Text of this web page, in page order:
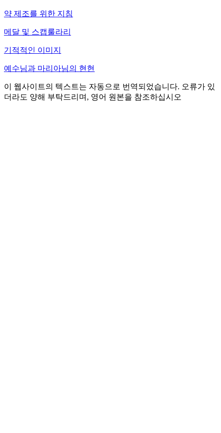
약 제조를 위한 지침
메달 및 스캡룰라리
기적적인 이미지
예수님과 마리아님의 현현
이 웹사이트의 텍스트는 자동으로 번역되었습니다. 오류가 있
더라도 양해 부탁드리며, 영어 원본을 참조하십시오